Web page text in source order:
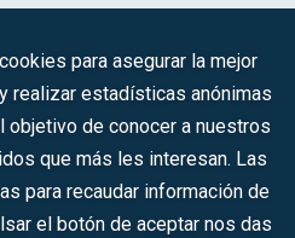
reservados ·Aviso legal·
·Política de Cookies
para asegurar la mejor
realizar estadísticas anónimas
objetivo de conocer a nuestros
que más les interesan. Las
para recaudar información de
el botón de aceptar nos das